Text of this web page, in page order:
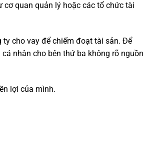
quan quản lý hoặc các tổ chức tài
cho vay để chiếm đoạt tài sản. Để
nhân cho bên thứ ba không rõ nguồn
lợi của mình.